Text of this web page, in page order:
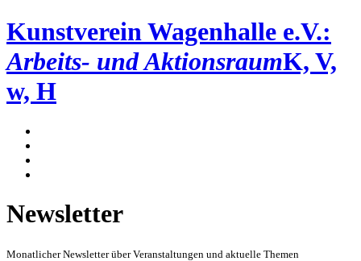
Kunstverein Wagenhalle e.V.:
Arbeits- und AktionsraumK, V,
w, H
Newsletter
Monatlicher Newsletter über Veranstaltungen und aktuelle Themen